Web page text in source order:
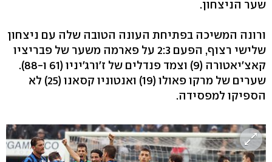
שער הניצחון.
ורונה המשיכה בפתיחת העונה הטובה שלה עם ניצחון
שלישי רצוף, הפעם 2:3 על פארמה משער של פבריציו
קאצ'יאטורה (9) וצמד פנדלים של ז'ורג'יניו (61 ו-88).
שערים של מרקו פאולו (19) ואנטוניו קסאנו (25) לא
הספיקו למפסידה.